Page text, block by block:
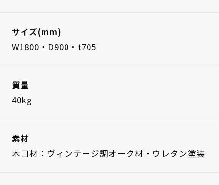
サイズ(mm)
W1800・D900・t705
質量
40kg
素材
木口材：ヴィンテージ調オーク材・ウレタン塗装